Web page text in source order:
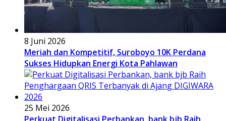
8 Juni 2026
Meriah dan Kompetitif, Suroboyo 10K Perdana
Sukses Hidupkan Energi Kota Pahlawan
25 Mei 2026
Perkuat Digitalisasi Perbankan, bank bjb Raih